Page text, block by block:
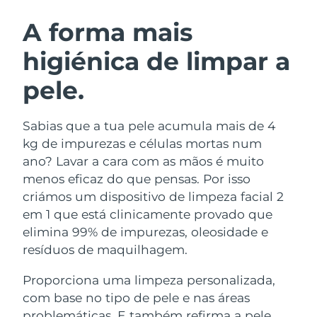
A forma mais
higiénica de limpar a
pele.
Sabias que a tua pele acumula mais de 4
kg de impurezas e células mortas num
ano? Lavar a cara com as mãos é muito
menos eficaz do que pensas. Por isso
criámos um dispositivo de limpeza facial 2
em 1 que está clinicamente provado que
elimina 99% de impurezas, oleosidade e
resíduos de maquilhagem.
Proporciona uma limpeza personalizada,
com base no tipo de pele e nas áreas
Limpeza facial
Anti-aging massage
LUNA™ 4 Plus
Massage, LED heating
LUNA™ 4 Men
Microcurrent toning
BEAR™ 2 go
Microcurrent toning on-the-go
BEAR™ 2 eyes & lips
Hidratação
UFO™ 3 kit
Deep facial hydration
UFO™ 3 LED
Near-infrared and red light therapy
device
Cuidado oral
issa™ 4
Hybrid silicone sonic toothbrush
Smart hybrid silicone sonic toothbrush
TRATAMENTO ANTIENVELHECIMENTO
FAQ™
Antienvelhecimento Tratamentos LED
Áustria Entrega prevista
Barein Entrega prevista 11/08/2026
Bélgica
Bermudas Entrega prevista16/08/2026
Bósnia e
Herzegovina
Entrega prevista13/08/2026
Brunei Entrega prevista 15/08/2026
Bulgária Entrega prevista10/08/2026
Chile Entrega prevista14/08/2026